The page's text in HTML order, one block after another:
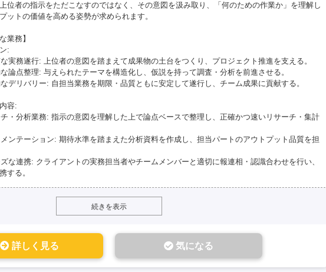
位者の指示をただこなすのではなく、その意図を汲み取り、「何のための作業か」を理解し
ットの価値を高める姿勢が求められます。
業務】
:
実務遂行: 上位者の意図を踏まえて成果物の土台をつくり、プロジェクト推進を支える。
論点整理: 与えられたテーマを構造化し、仮説を持って調査・分析を前進させる。
デリバリー: 自担当業務を期限・品質ともに安定して遂行し、チーム成果に貢献する。
容:
・分析業務: 指示の意図を理解した上で論点ベースで整理し、正確かつ速いリサーチ・集計
ンテーション: 期待水準を踏まえた分析資料を作成し、担当パートのアウトプット品質を担
な連携: クライアントの実務担当者やチームメンバーと適切に報連相・認識合わせを行い、
する。
続きを表示
詳しく見る 気になる